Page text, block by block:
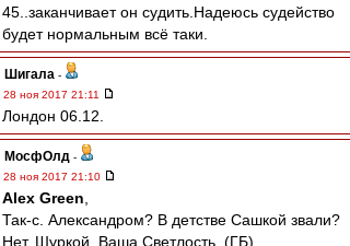
45..заканчивает он судить.Надеюсь судейство
будет нормальным всё таки.
Шигала -
28 ноя 2017 21:11
Лондон 06.12.
МосфОлд -
28 ноя 2017 21:10
Alex Green
Так-с. Александром? В детстве Сашкой звали?
Нет. Шуркой, Ваша Светлость. (ГБ)